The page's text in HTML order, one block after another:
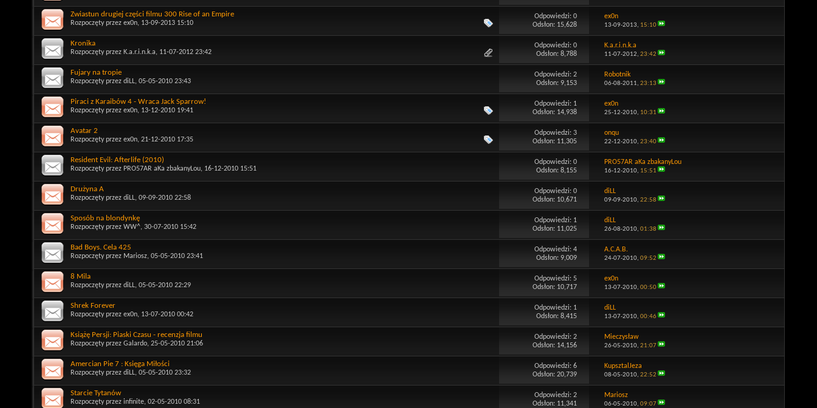
Zwiastun drugiej części filmu 300 Rise of an Empire
Rozpoczęty przez ex0n, 13-09-2013 15:10
Odpowiedzi:0
Odsłon: 15,628
ex0n
13-09-2013, 15:10
Kronika
Rozpoczęty przez K.a.r.i.n.k.a, 11-07-2012 23:42
Odpowiedzi:0
Odsłon: 8,788
K.a.r.i.n.k.a
11-07-2012, 23:42
Fujary na tropie
Rozpoczęty przez diLL, 05-05-2010 23:43
Odpowiedzi:2
Odsłon: 9,153
Robotnik
06-08-2011, 23:13
Piraci z Karaibów 4 - Wraca Jack Sparrow!
Rozpoczęty przez ex0n, 13-12-2010 19:41
Odpowiedzi: 1
Odsłon: 14,938
ex0n
25-12-2010, 10:31
Avatar 2
Rozpoczęty przez ex0n, 21-12-2010 17:35
Odpowiedzi:3
Odsłon: 11,305
onqu
22-12-2010, 23:40
Resident Evil: Afterlife (2010)
Rozpoczęty przez PRO57AR aKa zbakanyLou, 16-12-2010 15:51
Odpowiedzi:0
Odsłon: 8,155
PRO57AR aKa zbakanyLou
16-12-2010, 15:51
Drużyna A
Rozpoczęty przez diLL, 09-09-2010 22:58
Odpowiedzi:0
Odsłon: 10,671
diLL
09-09-2010, 22:58
Sposób na blondynkę
Rozpoczęty przez WW^, 30-07-2010 15:42
Odpowiedzi: 1
Odsłon: 11,025
diLL
26-08-2010, 01:38
Bad Boys. Cela 425
Rozpoczęty przez Mariosz, 05-05-2010 23:41
Odpowiedzi:4
Odsłon: 9,009
A.C.A.B.
24-07-2010, 09:52
8 Mila
Rozpoczęty przez diLL, 05-05-2010 22:29
Odpowiedzi:5
Odsłon: 10,717
ex0n
13-07-2010, 00:50
Shrek Forever
Rozpoczęty przez ex0n, 13-07-2010 00:42
Odpowiedzi: 1
Odsłon: 8,415
diLL
13-07-2010, 00:46
Książę Persji: Piaski Czasu - recenzja filmu
Rozpoczęty przez Galardo, 25-05-2010 21:06
Odpowiedzi:2
Odsłon: 14,156
Mieczysław
26-05-2010, 21:07
Amercian Pie 7 : Księga Miłości
Rozpoczęty przez diLL, 05-05-2010 23:32
Odpowiedzi:6
Odsłon: 20,739
KupsztalJeza
08-05-2010, 22:52
Starcie Tytanów
Rozpoczęty przez infinite, 02-05-2010 08:31
Odpowiedzi:2
Odsłon: 11,341
Mariosz
06-05-2010, 09:07